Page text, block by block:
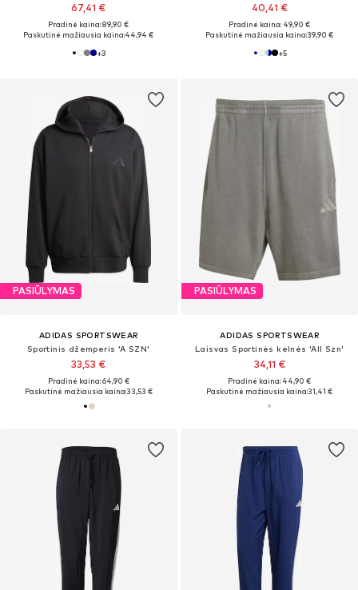
67,41 €
Pradinė kaina: 89,90 €
Paskutinė mažiausia kaina:44,94 €
+3
40,41 €
Pradinė kaina: 49,90 €
Paskutinė mažiausia kaina:39,90 €
+5
PASIŪLYMAS
ADIDAS SPORTSWEAR
Sportinis džemperis 'A SZN'
33,53 €
Pradinė kaina: 64,90 €
Paskutinė mažiausia kaina:33,53 €
PASIŪLYMAS
ADIDAS SPORTSWEAR
Laisvas Sportinės kelnės 'All Szn'
34,11 €
Pradinė kaina: 44,90 €
Paskutinė mažiausia kaina:31,41 €